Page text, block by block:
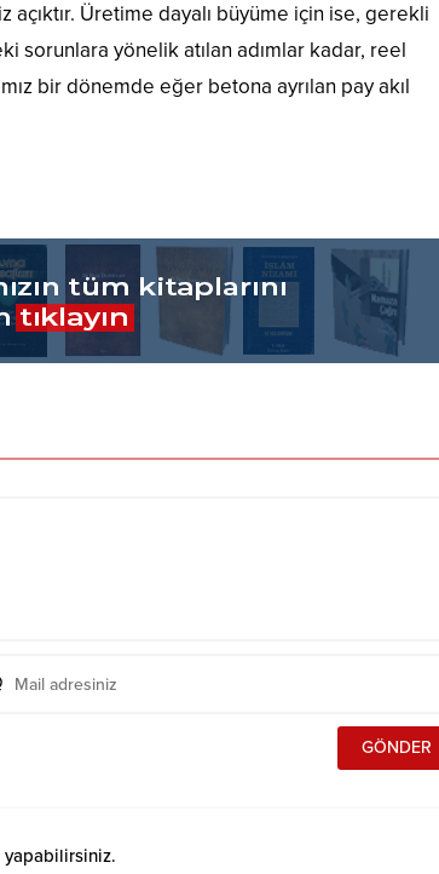
Üretime dayalı büyüme için ise, gerekli
sorunlara yönelik atılan adımlar kadar, reel
bir dönemde eğer betona ayrılan pay akıl
yapabilirsiniz.